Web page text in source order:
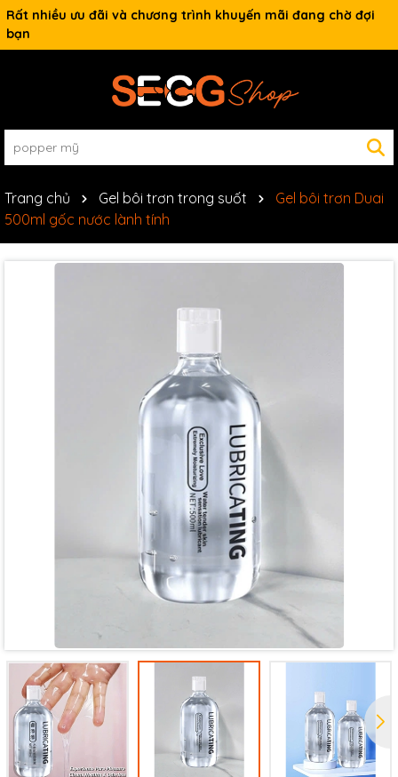
Rất nhiều ưu đãi và chương trình khuyến mãi đang chờ đợi
bạn
Trang chủ Gel bôi trơn trong suốt
Gel bôi trơn Duai
500ml gốc nước lành tính